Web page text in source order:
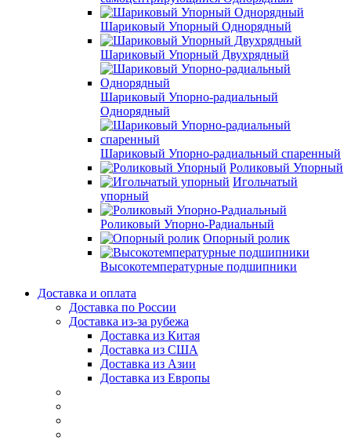
Шариковый Упорный Однорядный
Шариковый Упорный Двухрядный
Шариковый Упорно-радиальный
Однорядный
Шариковый Упорно-радиальный спаренный
Роликовый Упорный
Игольчатый
упорный
Роликовый Упорно-Радиальный
Опорный ролик
Высокотемпературные подшипники
Доставка и оплата
Доставка по России
Доставка из-за рубежа
Доставка из Китая
Доставка из США
Доставка из Азии
Доставка из Европы